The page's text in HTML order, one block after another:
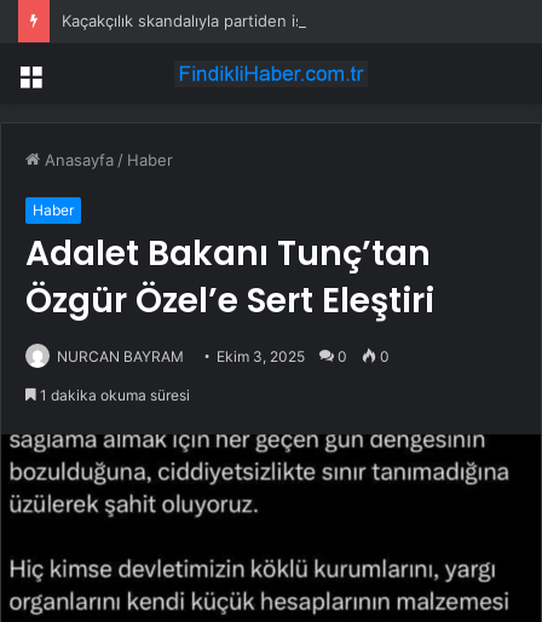
Menü
Anasayfa / Haber
Haber
Adalet Bakanı Tunç’tan
Özgür Özel’e Sert Eleştiri
NURCAN BAYRAM Ekim 3, 2025 0 0
1 dakika okuma süresi